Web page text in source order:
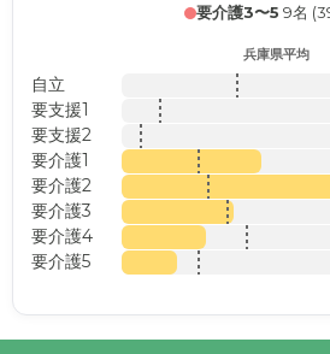
要介護3〜5 9名
兵庫県平均
自立
要支援1
要支援2
要介護1
要介護2
要介護3
要介護4
要介護5